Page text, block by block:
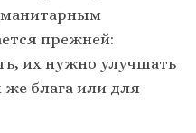
прежней:
их нужно улучшать
же блага или для